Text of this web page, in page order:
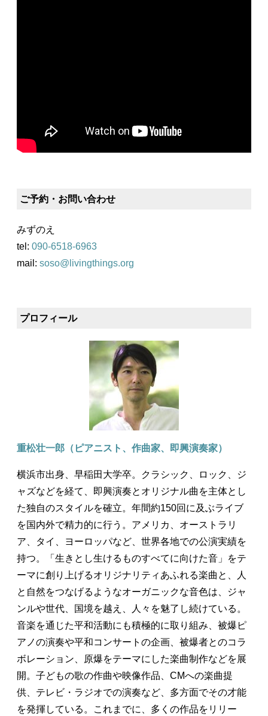
ご予約・お問い合わせ
みずのえ
tel: 090-6518-6963
mail: soso@livingthings.org
プロフィール
重松壮一郎（ピアニスト、作曲家、即興演奏家）
横浜市出身、早稲田大学卒。クラシック、ロック、ジ
ャズなどを経て、即興演奏とオリジナル曲を主体とし
た独自のスタイルを確立。年間約150回に及ぶライブ
を国内外で精力的に行う。アメリカ、オーストラリ
ア、タイ、ヨーロッパなど、世界各地での公演実績を
持つ。「生きとし生けるものすべてに向けた音」をテ
ーマに創り上げるオリジナリティあふれる楽曲と、人
と自然をつなげるようなオーガニックな音色は、ジャ
ンルや世代、国境を越え、人々を魅了し続けている。
音楽を通じた平和活動にも積極的に取り組み、被爆ピ
アノの演奏や平和コンサートの企画、被爆者とのコラ
ボレーション、原爆をテーマにした楽曲制作などを展
開。子どもの歌の作曲や映像作品、CMへの楽曲提
供、テレビ・ラジオでの演奏など、多方面でその才能
を発揮している。これまでに、多くの作品をリリー